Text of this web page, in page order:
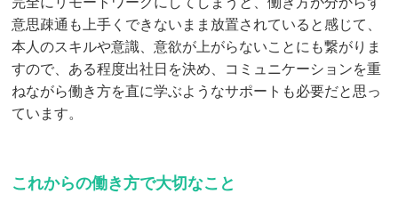
意思疎通も上手くできないまま放置されていると感じて、
本人のスキルや意識、意欲が上がらないことにも繋がりま
すので、ある程度出社日を決め、コミュニケーションを重
ねながら働き方を直に学ぶようなサポートも必要だと思っ
ています。
これからの働き方で大切なこと